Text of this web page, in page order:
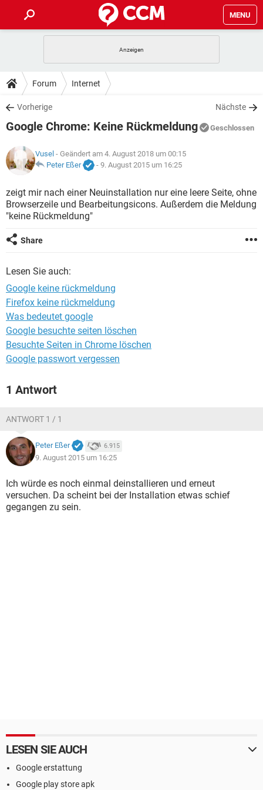
MENU
ANDROID
WINDOWS 10
WHATSAPP TIKTOK
FACEBOOK
TIPPS & TRICKS
SPIELE
WHATSAPP TIKTOK
DOWNLOADS
SPIELE STREAMING
ANDROID
WINDOWS 10 INSTAGRAM
WHATSAPP TIKTOK
FACEBOOK HARDWARE
FORUM
SPIELE STREAMING
WINDOWS 10 INSTAGRAM
WHATSAPP
FACEBOOK
LEXIKON
SPIELE STREAMING
ANDROID IOS
WHATSAPP
FACEBOOK
Forum Internet
Vorherige Nächste
Google Chrome: Keine Rückmeldung Geschlossen
Vusel - Geändert am 4. August 2018 um 00:15
Peter Eßer
- 9. August 2015 um 16:25
zeigt mir nach einer Neuinstallation nur eine leere Seite, ohne
Browserzeile und Bearbeitungsicons. Außerdem die Meldung
"keine Rückmeldung"
Share
Lesen Sie auch:
Google keine rückmeldung
Firefox keine rückmeldung
Was bedeutet google
Google besuchte seiten löschen
Besuchte Seiten in Chrome löschen
Google passwort vergessen
1 Antwort
ANTWORT 1 / 1
Peter Eßer 6.915
9. August 2015 um 16:25
Ich würde es noch einmal deinstallieren und erneut
versuchen. Da scheint bei der Installation etwas schief
gegangen zu sein.
LESEN SIE AUCH
Google erstattung
Google play store apk